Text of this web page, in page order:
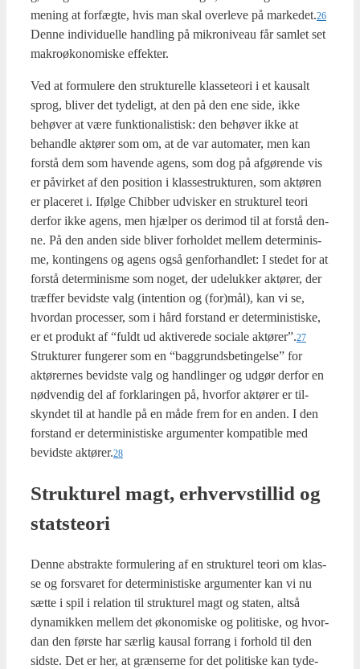
mening at for­fæg­te, hvis man skal over­le­ve på markedet.26
Den­ne indi­vi­du­el­le hand­ling på mikro­ni­veau får sam­let set
makroø­ko­no­mi­ske effek­ter.
Ved at for­mu­le­re den struk­tu­rel­le klas­se­te­o­ri i et kaus­alt
sprog, bli­ver det tyde­ligt, at den på den ene side, ikke
behø­ver at være funk­tio­na­li­stisk: den behø­ver ikke at
behand­le aktø­rer som om, at de var auto­ma­ter, men kan
for­stå dem som haven­de agens, som dog på afgø­ren­de vis
er påvir­ket af den posi­tion i klas­se­struk­tu­ren, som aktø­ren
er pla­ce­ret i. Iføl­ge Chi­b­ber udvi­sker en struk­tu­rel teo­ri
der­for ikke agens, men hjæl­per os der­i­mod til at for­stå den­
ne. På den anden side bli­ver for­hol­det mel­lem deter­mi­nis­
me, kon­tin­gens og agens også gen­for­hand­let: I ste­det for at
for­stå deter­mi­nis­me som noget, der ude­luk­ker aktø­rer, der
træf­fer bevid­ste valg (inten­tion og (for)mål), kan vi se,
hvor­dan pro­ces­ser, som i hård for­stand er deter­mi­ni­sti­ske,
er et pro­dukt af “fuldt ud akti­ve­re­de soci­a­le aktører”.27
Struk­tu­rer fun­ge­rer som en “bag­grunds­be­tin­gel­se” for
aktø­rer­nes bevid­ste valg og handling­er og udgør der­for en
nød­ven­dig del af for­kla­rin­gen på, hvor­for aktø­rer er til­
skyn­det til at hand­le på en måde frem for en anden. I den
for­stand er deter­mi­ni­sti­ske argu­men­ter kom­pa­tib­le med
bevid­ste aktører.28
Struk­tu­rel magt, erhverv­stil­lid og
stat­ste­o­ri
Den­ne abstrak­te for­mu­le­ring af en struk­tu­rel teo­ri om klas­
se og for­sva­ret for deter­mi­ni­sti­ske argu­men­ter kan vi nu
sæt­te i spil i rela­tion til struk­tu­rel magt og sta­ten, alt­så
dyna­mi­k­ken mel­lem det øko­no­mi­ske og poli­ti­ske, og hvor­
dan den før­ste har sær­lig kaus­al for­rang i for­hold til den
sid­ste. Det er her, at græn­ser­ne for det poli­ti­ske kan tyde­